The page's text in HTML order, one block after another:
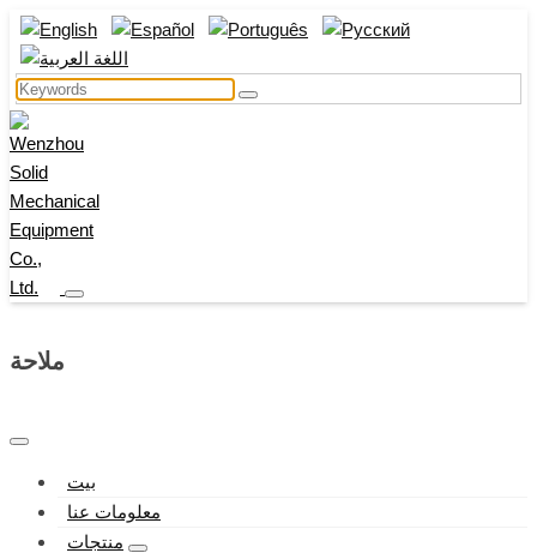
ملاحة
بيت
معلومات عنا
منتجات